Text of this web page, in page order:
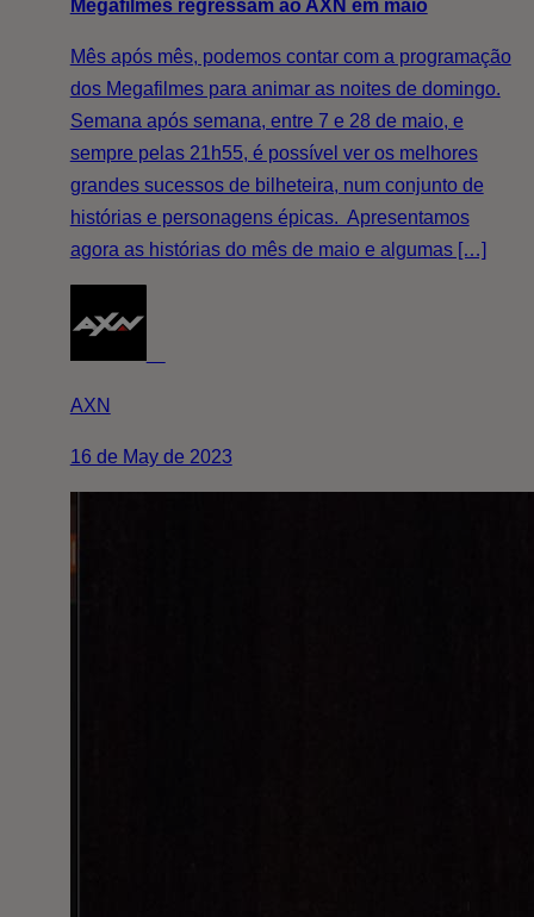
Megafilmes regressam ao AXN em maio
Mês após mês, podemos contar com a programação
dos Megafilmes para animar as noites de domingo.
Semana após semana, entre 7 e 28 de maio, e
sempre pelas 21h55, é possível ver os melhores
grandes sucessos de bilheteira, num conjunto de
histórias e personagens épicas. Apresentamos
agora as histórias do mês de maio e algumas […]
AXN
16 de May de 2023